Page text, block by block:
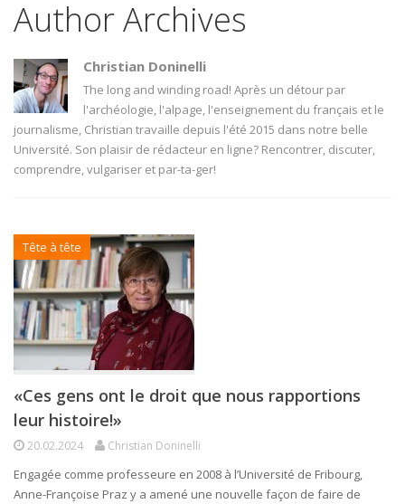
Author Archives
Christian Doninelli
The long and winding road! Après un détour par
l'archéologie, l'alpage, l'enseignement du français et le
journalisme, Christian travaille depuis l'été 2015 dans notre belle
Université. Son plaisir de rédacteur en ligne? Rencontrer, discuter,
comprendre, vulgariser et par-ta-ger!
Tête à tête
«Ces gens ont le droit que nous rapportions
leur histoire!»
20.02.2024 Christian Doninelli
Engagée comme professeure en 2008 à l’Université de Fribourg,
Anne-Françoise Praz y a amené une nouvelle façon de faire de